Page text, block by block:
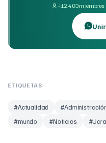
+12,400 miembros·
ETIQUETAS
#Actualidad #
#mundo #Noticias #